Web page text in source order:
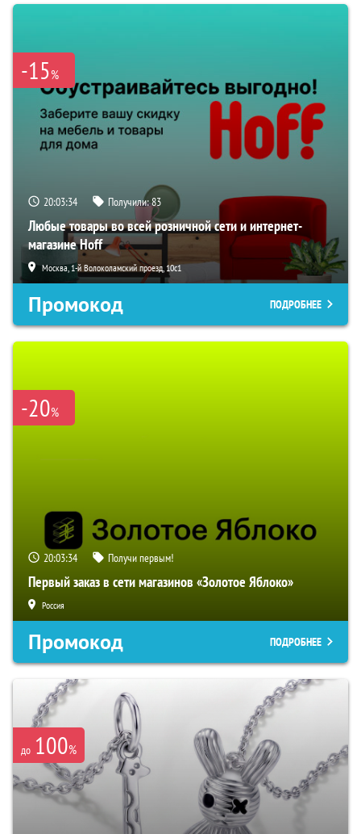
-15%
20:03:33 Получили:83
Любые товары во всей розничной сети и интернет-
магазине Hoff
Москва, 1-й Волоколамский проезд, 10с1
Промокод ПОДРОБНЕЕ
-20%
20:03:33 Получи первым!
Первый заказ в сети магазинов «Золотое Яблоко»
Россия
Промокод ПОДРОБНЕЕ
до 100%